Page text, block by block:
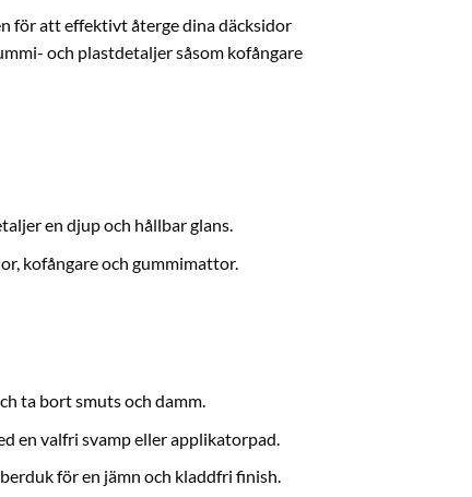
för att effektivt återge dina däcksidor
och plastdetaljer såsom kofångare
en djup och hållbar glans.
kofångare och gummimattor.
ta bort smuts och damm.
en valfri svamp eller applikatorpad.
för en jämn och kladdfri finish.